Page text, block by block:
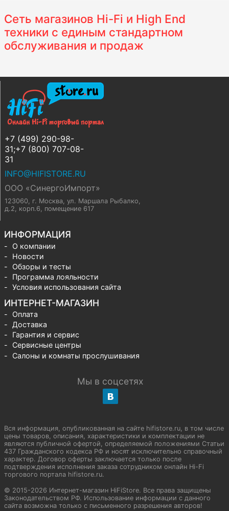
Сеть магазинов Hi-Fi и High End
техники с единым стандартном
обслуживания и продаж
+7 (499) 290-98-
31;+7 (800) 707-08-
31
INFO@HIFISTORE.RU
ООО «СинергоИмпорт»
123060, г. Москва, ул. Маршала Рыбалко,
д.2, корп.6, помещение 617
ИНФОРМАЦИЯ
О компании
Новости
Обзоры и тесты
Программа лояльности
Условия использования сайта
ИНТЕРНЕТ-МАГАЗИН
Оплата
Доставка
Гарантия и сервис
Сервисные центры
Салоны и комнаты прослушивания
Мы в соцсетях
Вся информация, опубликованная на сайте hifistore.ru, в том числе
цены товаров, описания, характеристики и комплектации не
являются публичной офертой, определяемой положениями Статьи
437 Гражданского кодекса РФ и носят исключительно справочный
характер. Договор оферты заключается только после
подтверждения исполнения заказа сотрудником онлайн Hi-Fi
торгового портала hifistore.ru.
© 2015-2026 Интернет-магазин HiFiStore. Все права защищены
Законодательством РФ. Использование информации с данного
сайта возможна только с письменного разрешения авторов!